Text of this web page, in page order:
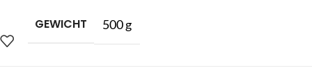
GEWICHT 500 g